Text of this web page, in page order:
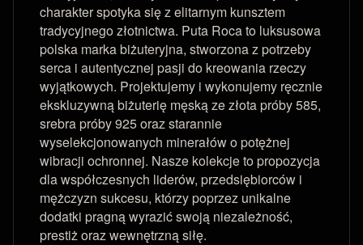
charakter spotyka się z elitarnym kunsztem
tradycyjnego złotnictwa. Puta Roca to luksusowa
polska marka biżuteryjna, stworzona z potrzeby
serca i autentycznej pasji do kreowania rzeczy
wyjątkowych. Projektujemy i wykonujemy ręcznie
ekskluzywną biżuterię męską ze złota próby 585,
srebra próby 925 oraz starannie
wyselekcjonowanych minerałów o potężnej
wibracji ochronnej. Nasze kolekcje to propozycja
dla współczesnych liderów, przedsiębiorców i
mężczyzn sukcesu, którzy poprzez unikalne
dodatki pragną wyrazić swoją niezależność,
prestiż oraz wewnętrzną siłę.